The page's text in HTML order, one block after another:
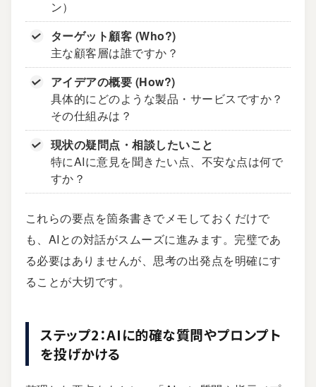
ン）
ターゲット顧客 (Who?)
主な顧客層は誰ですか？
アイデアの概要 (How?)
具体的にどのような製品・サービスですか？
その仕組みは？
現状の疑問点・相談したいこと
特にAIに意見を聞きたい点、不安な点は何で
すか？
これらの要点を箇条書きでメモしておくだけで
も、AIとの対話がスムーズに進みます。完璧であ
る必要はありませんが、思考の出発点を明確にす
ることが大切です。
ステップ2：AIに的確な質問やプロンプト
を投げかける